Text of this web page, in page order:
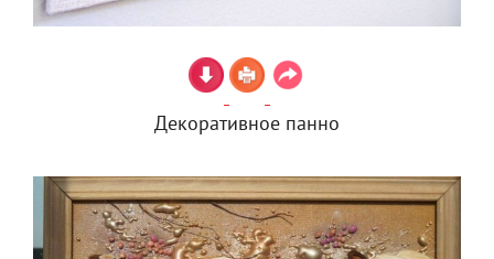
Декоративное панно